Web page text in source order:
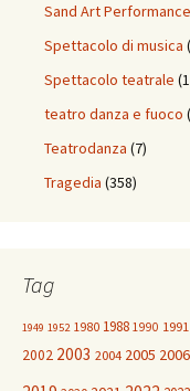
Sand Art Performance
Spettacolo di musica
Spettacolo teatrale
teatro danza e fuoco
Teatrodanza (7)
Tragedia (358)
Tag
1949 1952 1980 1988 1990 1991
2002 2003 2004 2005 2006